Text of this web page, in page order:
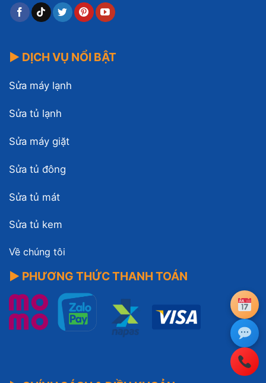
▶ DỊCH VỤ NỔI BẬT
Sửa máy lạnh
Sửa tủ lạnh
Sửa máy giặt
Sửa tủ đông
Sửa tủ mát
Sửa tủ kem
Về chúng tôi
▶ PHƯƠNG THỨC THANH TOÁN